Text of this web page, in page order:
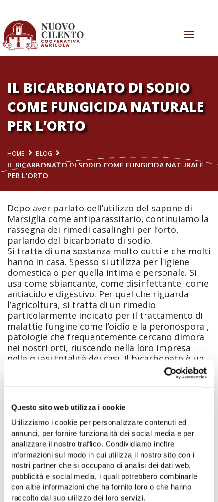
Questo sito web utilizza i cookie
Utilizziamo i cookie per personalizzare contenuti ed
annunci, per fornire funzionalità dei social media e per
analizzare il nostro traffico. Condividiamo inoltre
informazioni sul modo in cui utilizza il nostro sito con i
nostri partner che si occupano di analisi dei dati web,
pubblicità e social media, i quali potrebbero combinarle
con altre informazioni che ha fornito loro o che hanno
raccolto dal suo utilizzo dei loro servizi.
CHI SIAMO
COSA SAPPIAMO
COSA FACCIAMO
AGRICOLTURA RIGENERATIVA
COSA SUCCEDE
CONTATTI
IL BICARBONATO DI SODIO
COME FUNGICIDA NATURALE
PER L’ORTO
HOME BLOG
IL BICARBONATO DI SODIO COME FUNGICIDA NATURALE
PER L’ORTO
Dopo aver parlato dell’utilizzo del sapone di
Marsiglia come antiparassitario, continuiamo la
rassegna dei rimedi casalinghi per l’orto,
parlando del bicarbonato di sodio.
Si tratta di una sostanza molto duttile che molti
hanno in casa. Spesso si utilizza per l’igiene
domestica o per quella intima e personale. Si
usa come sbiancante, come disinfettante, come
antiacido e digestivo. Per quel che riguarda
l’agricoltura, si tratta di un rimedio
particolarmente indicato per il trattamento di
malattie fungine come l’oidio e la peronospora ,
patologie che frequentemente cercano dimora
nei nostri orti, riuscendo nella loro impresa
nella quasi totalità dei casi. Il bicarbonato è un
rimedio semplice, facile da preparare in casa, e
rappresenta uno strumento efficace contro gli
Telegram
WhatsApp
Facebook
LinkedIn
Condividi
Share: